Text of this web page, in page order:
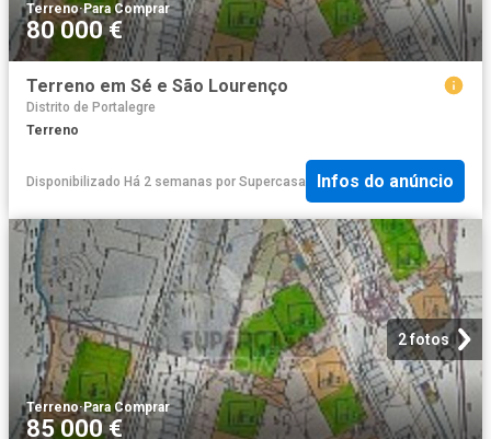
Terreno·Para Comprar
80 000 €
Terreno em Sé e São Lourenço
Distrito de Portalegre
Terreno
Disponibilizado Há 2 semanas por Supercasa Infos do anúncio
2 fotos
Terreno·Para Comprar
85 000 €